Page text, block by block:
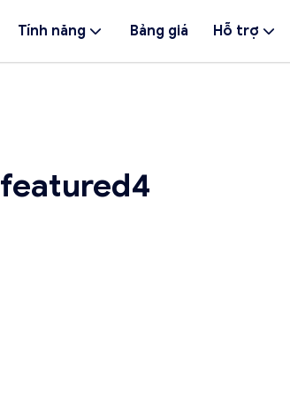
Tính năng Bảng giá Hỗ trợ
featured4